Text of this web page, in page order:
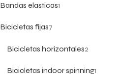
Bandas elasticas1
Bicicletas fijas7
Bicicletas horizontales2
Bicicletas indoor spinning1